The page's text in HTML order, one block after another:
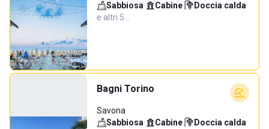
Sabbiosa· Cabine· Doccia calda·
e altri 5…
Bagni Torino
Savona
Sabbiosa· Cabine· Doccia calda·